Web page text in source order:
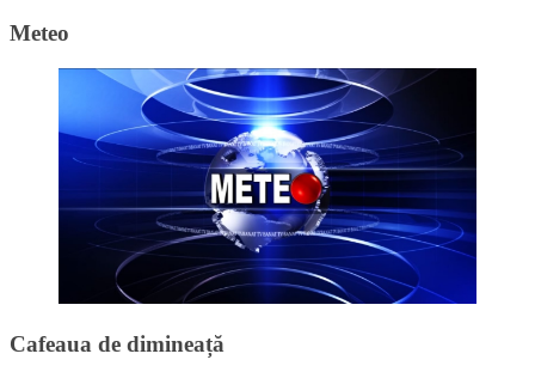
Meteo
Cafeaua de dimineață